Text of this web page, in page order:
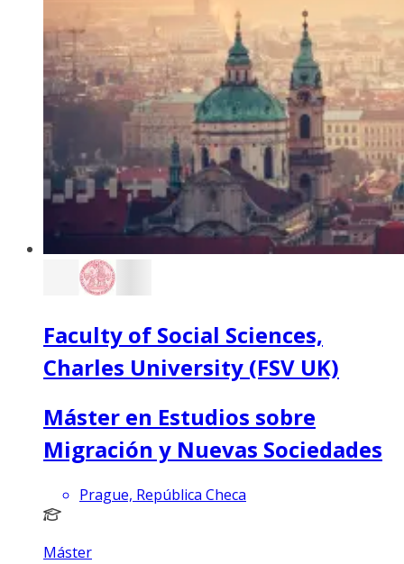
Faculty of Social Sciences,
Charles University (FSV UK)
Máster en Estudios sobre
Migración y Nuevas Sociedades
Prague, República Checa
Máster